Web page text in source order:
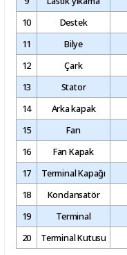
10
Destek
11
Bilye
12
Çark
13
Stator
14
Arka kapak
15
Fan
16
Fan Kapak
17
Terminal Kapağı
18
Kondansatör
19
Terminal
20
Terminal Kutusu